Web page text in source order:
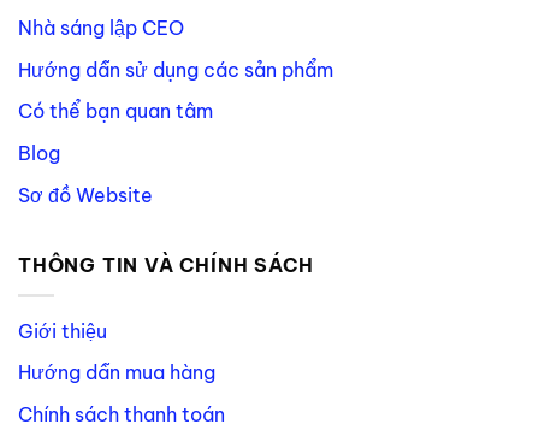
Nhà sáng lập CEO
Hướng dẫn sử dụng các sản phẩm
Có thể bạn quan tâm
Blog
Sơ đồ Website
THÔNG TIN VÀ CHÍNH SÁCH
Giới thiệu
Hướng dẫn mua hàng
Chính sách thanh toán